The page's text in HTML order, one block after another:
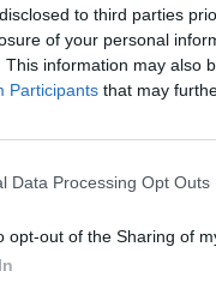
to third parties
of your personal
This information may also
Participants that may
Data Processing Opt Outs
opt-out of the Sharing of
2014 2015
51.638